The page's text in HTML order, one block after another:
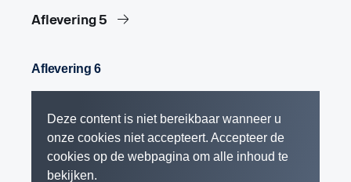
Aflevering 5
Aflevering 6
Deze content is niet bereikbaar wanneer u
onze cookies niet accepteert. Accepteer de
cookies op de webpagina om alle inhoud te
bekijken.